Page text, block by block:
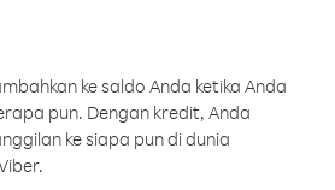
ke saldo Anda ketika Anda
pun. Dengan kredit, Anda
ke siapa pun di dunia